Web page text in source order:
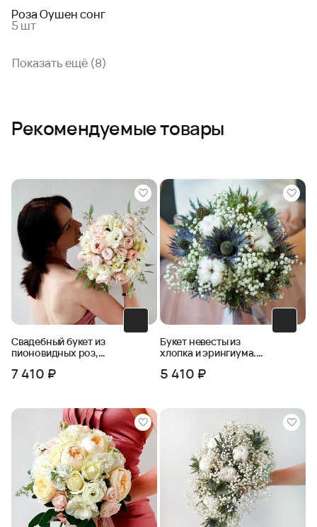
Роза Оушен сонг
5 шт
Показать ещё (8)
Рекомендуемые товары
Свадебный букет из
пионовидных роз,
7 410 ₽
Букет невесты из
хлопка и эрингиума.
5 410 ₽